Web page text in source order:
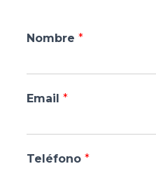
Nombre *
Email *
Teléfono *